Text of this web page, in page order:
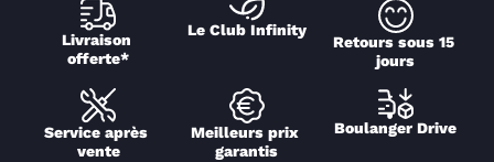
Livraison
offerte*
Le Club Infinity
Retours sous 15
jours
Service après
vente
Meilleurs prix
garantis
Boulanger Drive